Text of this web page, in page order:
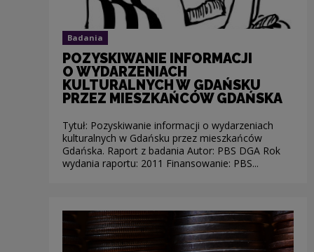
Badania
POZYSKIWANIE INFORMACJI
O WYDARZENIACH
KULTURALNYCH W GDAŃSKU
PRZEZ MIESZKAŃCÓW GDAŃSKA
Tytuł: Pozyskiwanie informacji o wydarzeniach
kulturalnych w Gdańsku przez mieszkańców
Gdańska. Raport z badania Autor: PBS DGA Rok
wydania raportu: 2011 Finansowanie: PBS...